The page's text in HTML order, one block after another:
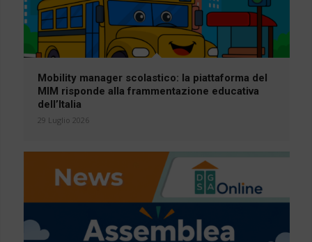
Mobility manager scolastico: la piattaforma del
MIM risponde alla frammentazione educativa
dell’Italia
29 Luglio 2026